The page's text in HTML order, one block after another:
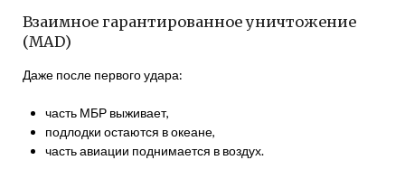
Взаимное гарантированное уничтожение
(MAD)
Даже после первого удара:
часть МБР выживает,
подлодки остаются в океане,
часть авиации поднимается в воздух.